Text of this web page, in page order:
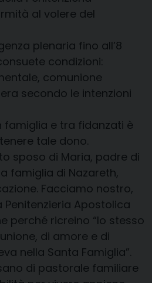
al volere del
plenaria fino all’8
condizioni:
comunione
secondo le intenzioni
famiglia e tra fidanzati è
tale dono.
sposo di Maria, padre di
famiglia di Nazareth,
Facciamo nostro,
Penitenzieria Apostolica
perché ricreino “lo stesso
di amore e di
nella Santa Famiglia”.
di pastorale familiare